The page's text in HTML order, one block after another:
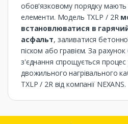
обов'язковому порядку мають в
елементи. Модель TXLP / 2R
встановлюватися в
асфальт, заливатися
піском або гравієм. За
з'єднання спрощується процес
двожильного нагрівального
TXLP / 2R від компанії NEXANS.